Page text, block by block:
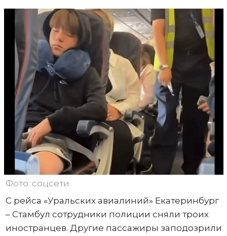
Фото: соцсети
С рейса «Уральских авиалиний» Екатеринбург
– Стамбул сотрудники полиции сняли троих
иностранцев. Другие пассажиры заподозрили